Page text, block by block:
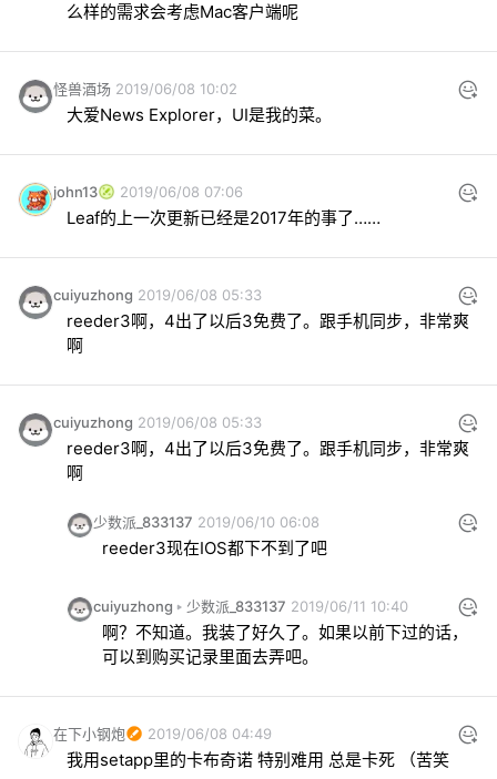
么样的需求会考虑Mac客户端呢
怪兽酒场 2019/06/08 10:02
大爱News Explorer，UI是我的菜。
john13 2019/06/08 07:06
Leaf的上一次更新已经是2017年的事了……
cuiyuzhong 2019/06/08 05:33
reeder3啊，4出了以后3免费了。跟手机同步，非常爽
啊
cuiyuzhong 2019/06/08 05:33
reeder3啊，4出了以后3免费了。跟手机同步，非常爽
啊
少数派_833137 2019/06/10 06:08
reeder3现在IOS都下不到了吧
cuiyuzhong 少数派_833137 2019/06/11 10:40
啊？不知道。我装了好久了。如果以前下过的话，
可以到购买记录里面去弄吧。
在下小钢炮 2019/06/08 04:49
我用setapp里的卡布奇诺 特别难用 总是卡死 （苦笑